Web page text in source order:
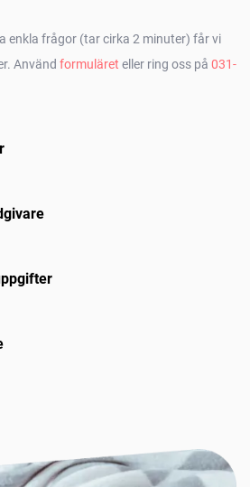
enkla frågor (tar cirka 2 minuter) får vi
Använd formuläret eller ring oss på 031-